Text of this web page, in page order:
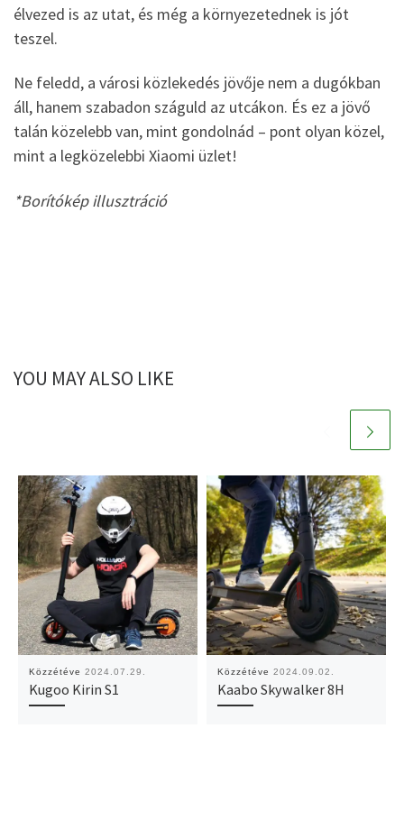
élvezed is az utat, és még a környezetednek is jót
teszel.
Ne feledd, a városi közlekedés jövője nem a dugókban
áll, hanem szabadon száguld az utcákon. És ez a jövő
talán közelebb van, mint gondolnád – pont olyan közel,
mint a legközelebbi Xiaomi üzlet!
*Borítókép illusztráció
YOU MAY ALSO LIKE
Közzétéve 2024.07.29.
Kugoo Kirin S1
Közzétéve 2024.09.02.
Kaabo Skywalker 8H